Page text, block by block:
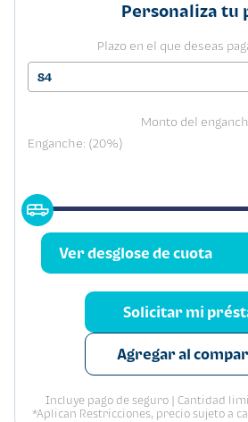
Personaliza tu
Plazo en el que deseas
84
Monto del
Enganche: (20%)
Ver desglose de cuota
Solicitar mi
Agregar al
Incluye pago de seguro | Cantidad
*Aplican Restricciones, precio sujeto a